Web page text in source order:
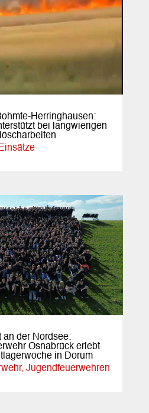
Herringhausen:
bei langwierigen
Einsätze
an der Nordsee:
Osnabrück erlebt
in Dorum
, Jugendfeuerwehren